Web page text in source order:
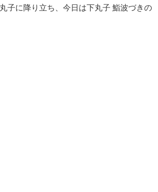
子に降り立ち、今日は下丸子 鮨波づきの